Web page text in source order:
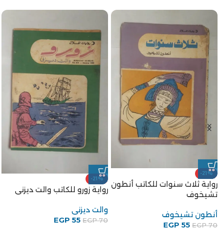
-21%
رواية ثلاث سنوات للكاتب أنطون
تشيخوف
أنطون تشيخوف
EGP70
EGP 55
-21%
رواية زورو للكاتب والت ديزنى
والت ديزنى
EGP70
EGP 55